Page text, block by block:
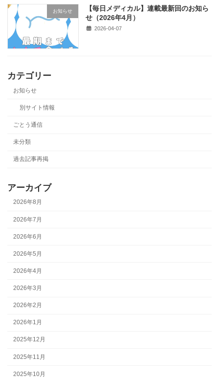
お知らせ
【毎日メディカル】連載最新回のお知ら
せ（2026年4月）
2026-04-07
カテゴリー
お知らせ
別サイト情報
ごとう通信
未分類
過去記事再掲
アーカイブ
2026年8月
2026年7月
2026年6月
2026年5月
2026年4月
2026年3月
2026年2月
2026年1月
2025年12月
2025年11月
2025年10月